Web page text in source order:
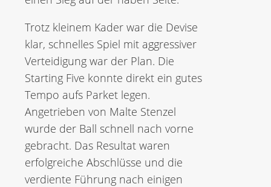
Trotz kleinem Kader war die Devise
klar, schnelles Spiel mit aggressiver
Verteidigung war der Plan. Die
Starting Five konnte direkt ein gutes
Tempo aufs Parket legen.
Angetrieben von Malte Stenzel
wurde der Ball schnell nach vorne
gebracht. Das Resultat waren
erfolgreiche Abschlüsse und die
verdiente Führung nach einigen